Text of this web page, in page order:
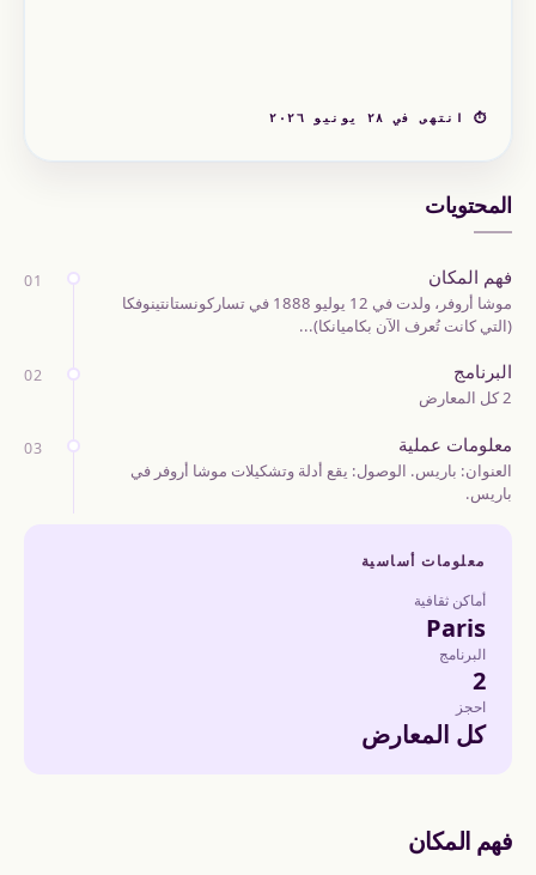
⏱ انتهى في ٢٨ يونيو ٢٠٢٦
المحتويات
01 فهم المكان
موشا أروفر، ولدت في 12 يوليو 1888 في تساركونستانتينوفكا
(التي كانت تُعرف الآن بكاميانكا)...
02 البرنامج
2 كل المعارض
03 معلومات عملية
العنوان: باريس. الوصول: يقع أدلة وتشكيلات موشا أروفر في
باريس.
معلومات أساسية
أماكن ثقافية
Paris
البرنامج
2
احجز
كل المعارض
فهم المكان